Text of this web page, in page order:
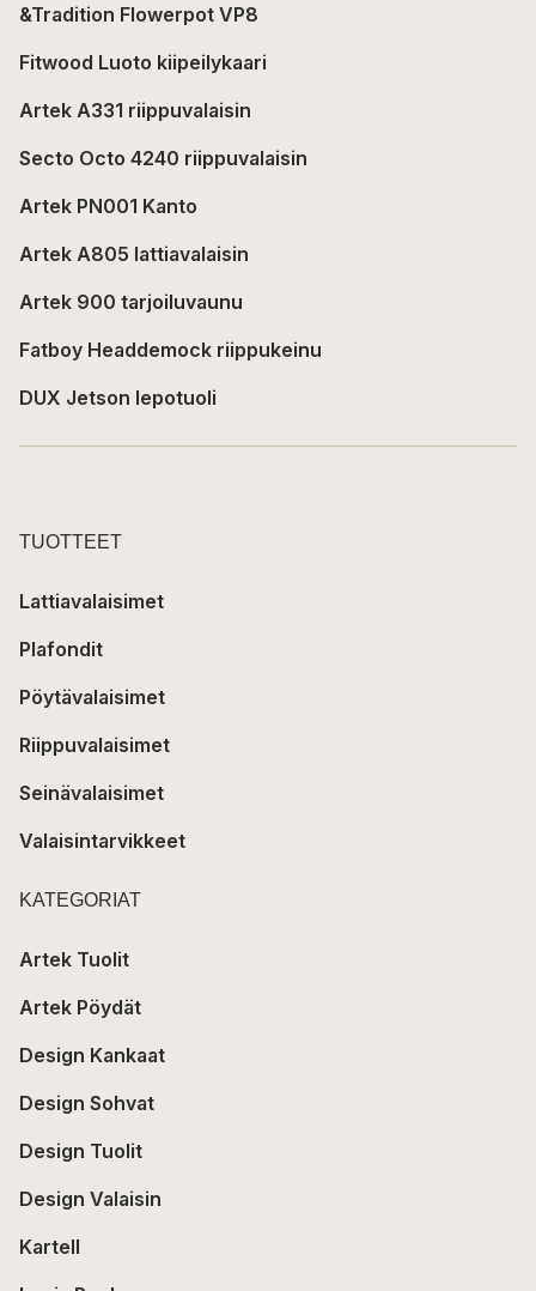
&Tradition Flowerpot VP8
Fitwood Luoto kiipeilykaari
Artek A331 riippuvalaisin
Secto Octo 4240 riippuvalaisin
Artek PN001 Kanto
Artek A805 lattiavalaisin
Artek 900 tarjoiluvaunu
Fatboy Headdemock riippukeinu
DUX Jetson lepotuoli
TUOTTEET
Lattiavalaisimet
Plafondit
Pöytävalaisimet
Riippuvalaisimet
Seinävalaisimet
Valaisintarvikkeet
KATEGORIAT
Artek Tuolit
Artek Pöydät
Design Kankaat
Design Sohvat
Design Tuolit
Design Valaisin
Kartell